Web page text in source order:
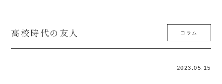
高校時代の友人 コラム
2023.05.15